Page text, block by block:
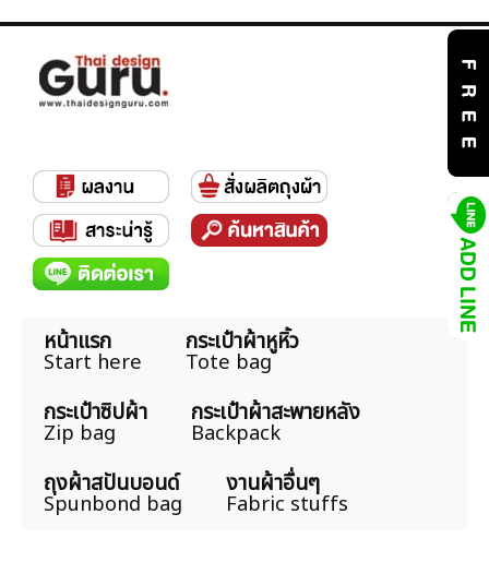
หน้าแรก
Start here
กระเป๋าผ้าหูหิ้ว
Tote bag
กระเป๋าซิปผ้า
Zip bag
กระเป๋าผ้าสะพายหลัง
Backpack
ถุงผ้าสปันบอนด์
Spunbond bag
งานผ้าอื่นๆ
Fabric stuffs